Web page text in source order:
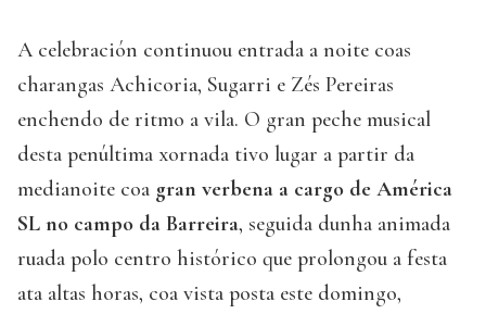
A celebración continuou entrada a noite coas
charangas Achicoria, Sugarri e Zés Pereiras
enchendo de ritmo a vila. O gran peche musical
desta penúltima xornada tivo lugar a partir da
medianoite coa gran verbena a cargo de América
SL no campo da Barreira, seguida dunha animada
ruada polo centro histórico que prolongou a festa
ata altas horas, coa vista posta este domingo,